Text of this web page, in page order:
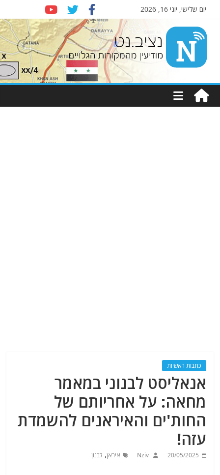
יום שלישי, יוני 16, 2026
Nziv.net
מודיעין
מהמקורות
כתבות ראשיות
אנאליסט לבנוני במאמר
מחאה: על אחריותם של
החות'ים והאיראנים להשמדת
עזה!
20/05/2025
Nziv איראן, לבנון